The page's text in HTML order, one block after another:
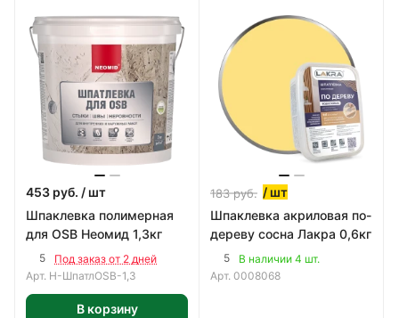
453 руб. / шт
Шпаклевка полимерная
для OSB Неомид 1,3кг
5
Под заказ от 2 дней
Арт. Н-ШпатлOSB-1,3
В корзину
183руб. / шт
Шпаклевка акриловая по-
дереву сосна Лакра 0,6кг
5
В наличии 4 шт.
Арт. 0008068